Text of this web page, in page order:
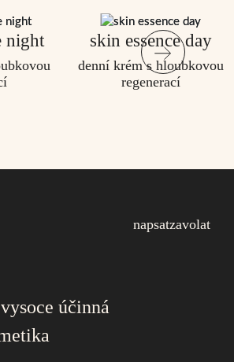
night skin essence day
denní krém s hloubkovou
regenerací
napsatzavolat
účinná